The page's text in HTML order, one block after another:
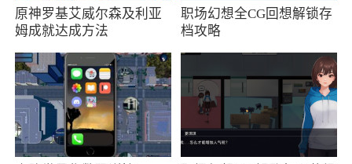
线索哦!喜欢的小伙伴快来下载吧
原神罗基艾威尔森及利亚
姆成就达成方法
职场幻想全CG回想解锁存
档攻略